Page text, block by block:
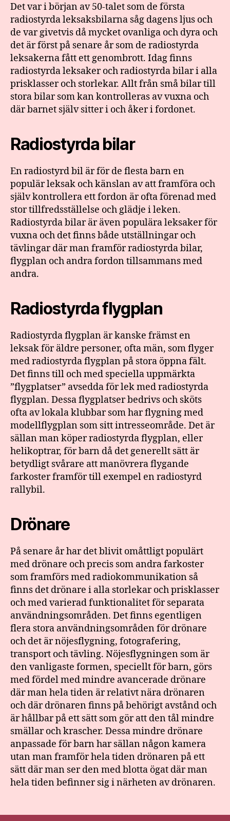
Det var i början av 50-talet som de första
radiostyrda leksaksbilarna såg dagens ljus och
de var givetvis då mycket ovanliga och dyra och
det är först på senare år som de radiostyrda
leksakerna fått ett genombrott. Idag finns
radiostyrda leksaker och radiostyrda bilar i alla
prisklasser och storlekar. Allt från små bilar till
stora bilar som kan kontrolleras av vuxna och
där barnet själv sitter i och åker i fordonet.
Radiostyrda bilar
En radiostyrd bil är för de flesta barn en
populär leksak och känslan av att framföra och
själv kontrollera ett fordon är ofta förenad med
stor tillfredsställelse och glädje i leken.
Radiostyrda bilar är även populära leksaker för
vuxna och det finns både utställningar och
tävlingar där man framför radiostyrda bilar,
flygplan och andra fordon tillsammans med
andra.
Radiostyrda flygplan
Radiostyrda flygplan är kanske främst en
leksak för äldre personer, ofta män, som flyger
med radiostyrda flygplan på stora öppna fält.
Det finns till och med speciella uppmärkta
”flygplatser” avsedda för lek med radiostyrda
flygplan. Dessa flygplatser bedrivs och sköts
ofta av lokala klubbar som har flygning med
modellflygplan som sitt intresseområde. Det är
sällan man köper radiostyrda flygplan, eller
helikoptrar, för barn då det generellt sätt är
betydligt svårare att manövrera flygande
farkoster framför till exempel en radiostyrd
rallybil.
Drönare
På senare år har det blivit omåttligt populärt
med drönare och precis som andra farkoster
som framförs med radiokommunikation så
finns det drönare i alla storlekar och prisklasser
och med varierad funktionalitet för separata
användningsområden. Det finns egentligen
flera stora användningsområden för drönare
och det är nöjesflygning, fotografering,
transport och tävling. Nöjesflygningen som är
den vanligaste formen, speciellt för barn, görs
med fördel med mindre avancerade drönare
där man hela tiden är relativt nära drönaren
och där drönaren finns på behörigt avstånd och
är hållbar på ett sätt som gör att den tål mindre
smällar och krascher. Dessa mindre drönare
anpassade för barn har sällan någon kamera
utan man framför hela tiden drönaren på ett
sätt där man ser den med blotta ögat där man
hela tiden befinner sig i närheten av drönaren.